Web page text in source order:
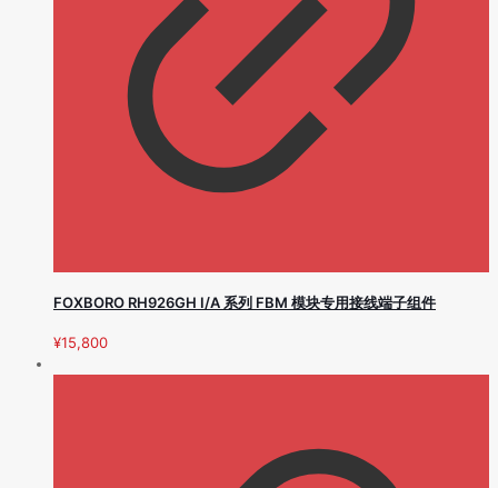
FOXBORO RH926GH I/A 系列 FBM 模块专用接线端子组件
¥15,800